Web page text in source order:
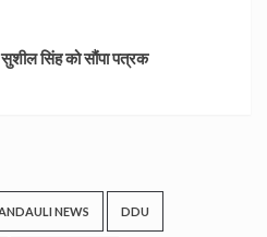
सुशील सिंह को सौंपा पत्रक
NEWS DDU